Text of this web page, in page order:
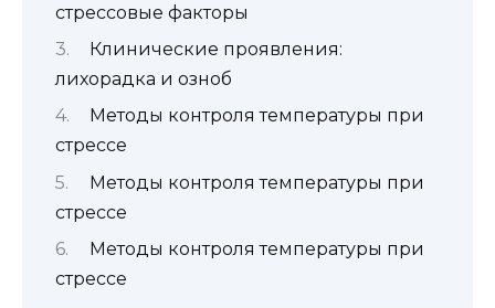
стрессовые факторы
Клинические проявления:
лихорадка и озноб
Методы контроля температуры при
стрессе
Методы контроля температуры при
стрессе
Методы контроля температуры при
стрессе